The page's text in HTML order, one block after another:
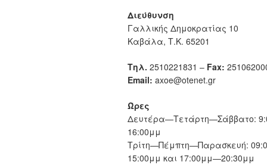
Διεύθυνση
Γαλλικής Δημοκρατίας 10
Καβάλα, Τ.Κ. 65201
Τηλ. 2510221831 – Fax:
Email: axoe@otenet.gr
Ώρες
Δευτέρα—Τετάρτη—Σάββατο:
16:00μμ
Τρίτη—Πέμπτη—Παρασκευή:
15:00μμ και 17:00μμ—20:30μμ